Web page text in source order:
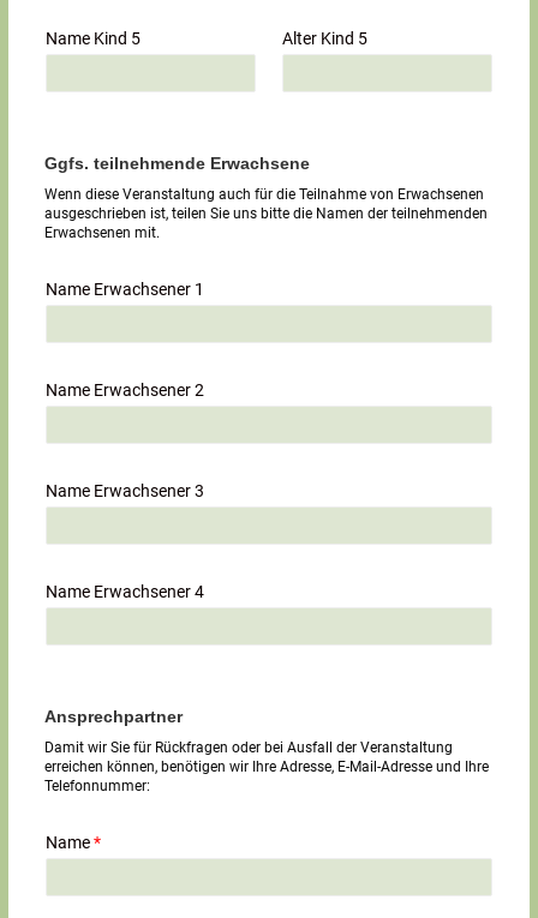
Name Kind 5 Alter Kind 5
Ggfs. teilnehmende Erwachsene
Wenn diese Veranstaltung auch für die Teilnahme von Erwachsenen
ausgeschrieben ist, teilen Sie uns bitte die Namen der teilnehmenden
Erwachsenen mit.
Name Erwachsener 1
Name Erwachsener 2
Name Erwachsener 3
Name Erwachsener 4
Ansprechpartner
Damit wir Sie für Rückfragen oder bei Ausfall der Veranstaltung
erreichen können, benötigen wir Ihre Adresse, E-Mail-Adresse und Ihre
Telefonnummer:
Name*